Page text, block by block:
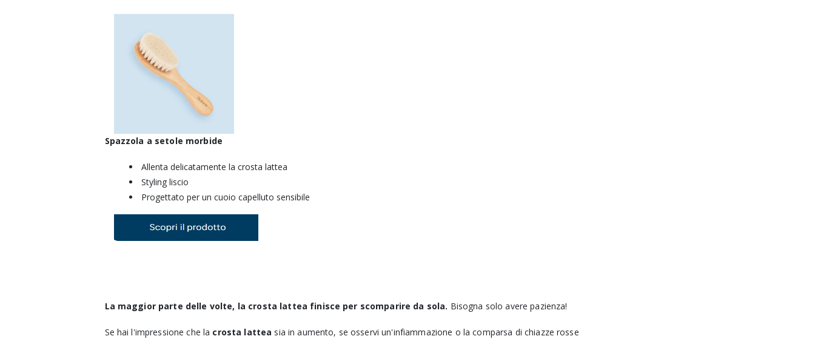
Spazzola a setole morbide
Allenta delicatamente la crosta lattea
Styling liscio
Progettato per un cuoio capelluto sensibile
La maggior parte delle volte, la crosta lattea finisce per scomparire da sola. Bisogna solo avere pazienza!
Se hai l'impressione che la crosta lattea sia in aumento, se osservi un'infiammazione o la comparsa di chiazze rosse